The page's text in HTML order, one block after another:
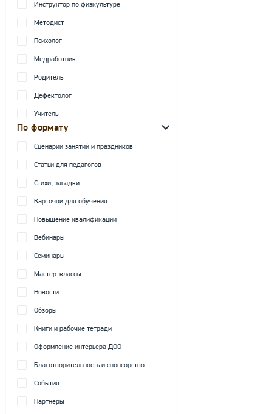
Инструктор по физкультуре
Методист
Психолог
Медработник
Родитель
Дефектолог
Учитель
По формату
Сценарии занятий и праздников
Статьи для педагогов
Стихи, загадки
Карточки для обучения
Повышение квалификации
Вебинары
Семинары
Мастер-классы
Новости
Обзоры
Книги и рабочие тетради
Оформление интерьера ДОО
Благотворительность и спонсорство
События
Партнеры